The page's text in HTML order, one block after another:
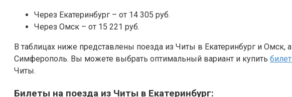
Через Екатеринбург – от 14 305 руб.
Через Омск – от 15 221 руб.
В таблицах ниже представлены поезда из Читы в Екатеринбург и Омск,
Симферополь. Вы можете выбрать оптимальный вариант и купить
Читы.
Билеты на поезда из Читы в Екатеринбург: